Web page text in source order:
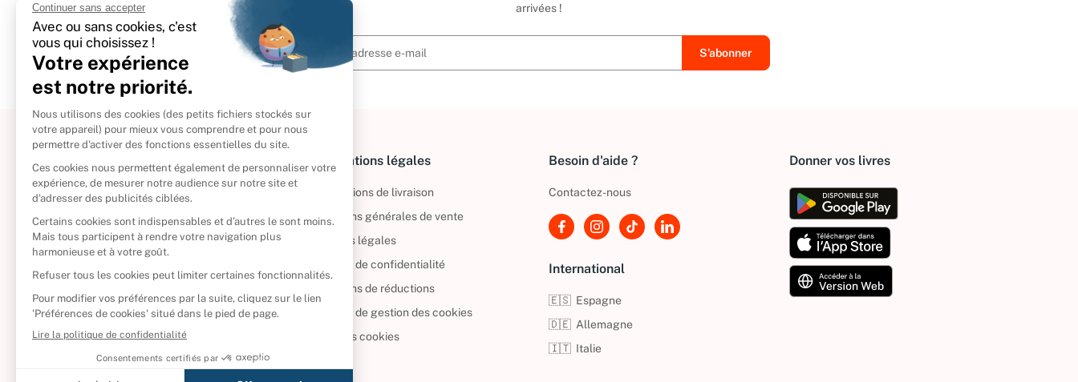
arrivées !
À propos
Politique de retour
Reprendre vos livres
Qui sommes-nous ?
CD d'occasion
DVD d'occasion
Livres d’occasion
Informations légales
Informations de livraison
Conditions générales de vente
Mentions légales
Politique de confidentialité
Conditions de réductions
Politique de gestion des cookies
Gérer vos cookies
Besoin d'aide ?
Contactez-nous
International
🇪🇸 Espagne
🇩🇪 Allemagne
🇮🇹 Italie
Donner vos livres